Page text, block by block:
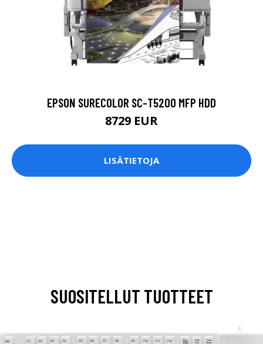
EPSON SURECOLOR SC-T5200 MFP HDD
8729 EUR
LISÄTIETOJA
SUOSITELLUT TUOTTEET